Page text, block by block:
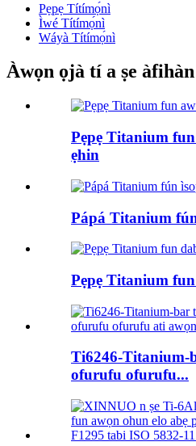
Pẹpẹ Títímọ́nì
Ìwé Títímọ́nì
Wáyà Títímọ́nì
Àwọn ọjà tí a ṣe àfihàn
Pẹpẹ Titanium
ẹhin
Pápá Titanium
Pẹpẹ Titanium
Ti6246-Titanium-
ofurufu ofurufu...